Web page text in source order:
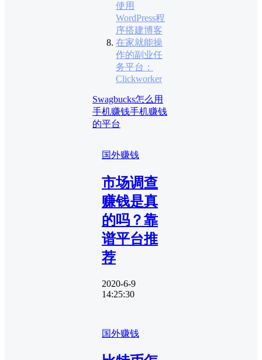
使用
WordPress程
序搭建博客
在家就能操
作的副业任
务平台：
Clickworker
Swagbucks怎么用
手机赚钱手机赚钱
的平台
国外赚钱
市场调查
赚钱是真
的吗？靠
谱平台推
荐
2020-6-9
14:25:30
国外赚钱